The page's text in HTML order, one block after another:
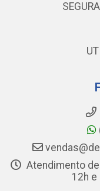
Atendimento
12h e